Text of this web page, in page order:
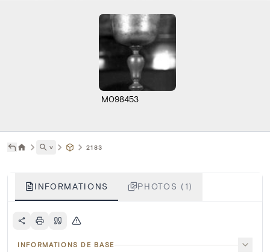
M098453
˅ 2183
INFORMATIONS PHOTOS (1)
INFORMATIONS DE BASE